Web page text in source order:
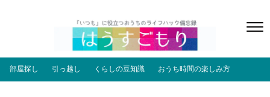
部屋探し 引っ越し くらしの豆知識 おうち時間の楽しみ方